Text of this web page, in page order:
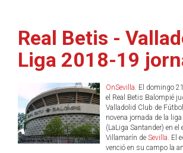
Real Betis -
Liga 2018-19
OnSevilla. El domingo
el Real Betis Balompié
Valladolid Club de
novena jornada de la
(LaLiga Santander) en el
Villamarín de Sevilla. El
venció en su campo la